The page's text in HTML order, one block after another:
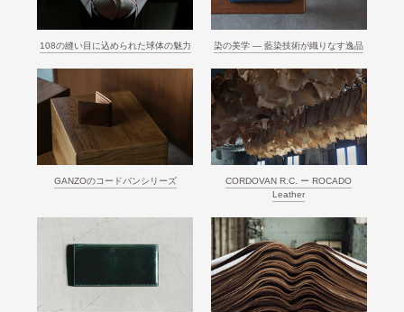
108の縫い目に込められた球体の魅力 染の美学 ― 藍染技術が織りなす逸品
GANZOのコードバンシリーズ
CORDOVAN R.C. ー ROCADO
Leather